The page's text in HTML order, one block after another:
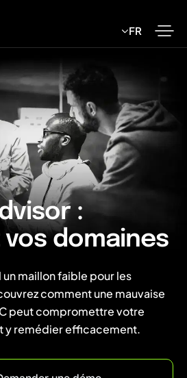
FR
:
vos domaines
maillon faible pour les
comment une mauvaise
peut compromettre votre
y remédier efficacement.